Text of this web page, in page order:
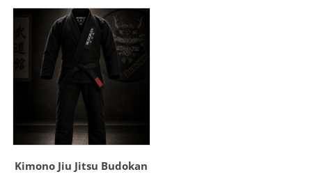
Kimono Jiu Jitsu Budokan